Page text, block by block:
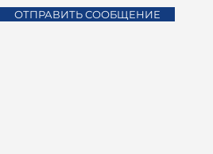
ОТПРАВИТЬ СООБЩЕНИЕ